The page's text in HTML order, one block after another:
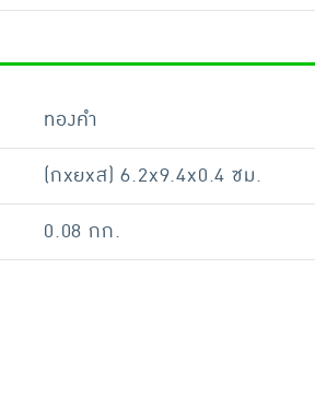
ทองคำ
(กxยxส) 6.2x9.4x0.4 ซม.
0.08 กก.